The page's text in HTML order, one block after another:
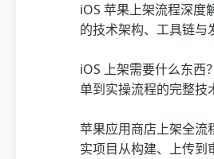
iOS 苹果上架流程深度
的技术架构、工具链与
iOS 上架需要什么东西
单到实操流程的完整技
苹果应用商店上架全流
实项目从构建、上传到